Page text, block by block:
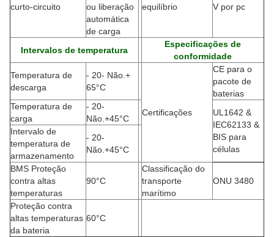
curto-circuito
ou liberação
automática
de carga
equilíbrio
V por pc
Intervalos de temperatura
Especificações de
conformidade
Temperatura de
descarga
- 20- Não. +
65°C
Certificações
CE para o
pacote de
baterias
Temperatura de
carga
- 20-
Não. +45°C
UL1642 &
IEC62133 &
BIS para
células
Intervalo de
temperatura de
armazenamento
- 20-
Não. +45°C
BMS Proteção
contra altas
temperaturas
90°C
Classificação do
transporte
marítimo
ONU 3480
Proteção contra
altas temperaturas
da bateria
60°C